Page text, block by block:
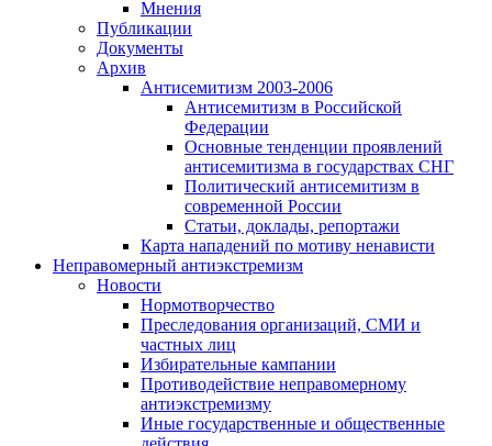
Мнения
Публикации
Документы
Архив
Антисемитизм 2003-2006
Антисемитизм в Российской
Федерации
Основные тенденции проявлений
антисемитизма в государствах СНГ
Политический антисемитизм в
современной России
Статьи, доклады, репортажи
Карта нападений по мотиву ненависти
Неправомерный антиэкстремизм
Новости
Нормотворчество
Преследования организаций, СМИ и
частных лиц
Избирательные кампании
Противодействие неправомерному
антиэкстремизму
Иные государственные и общественные